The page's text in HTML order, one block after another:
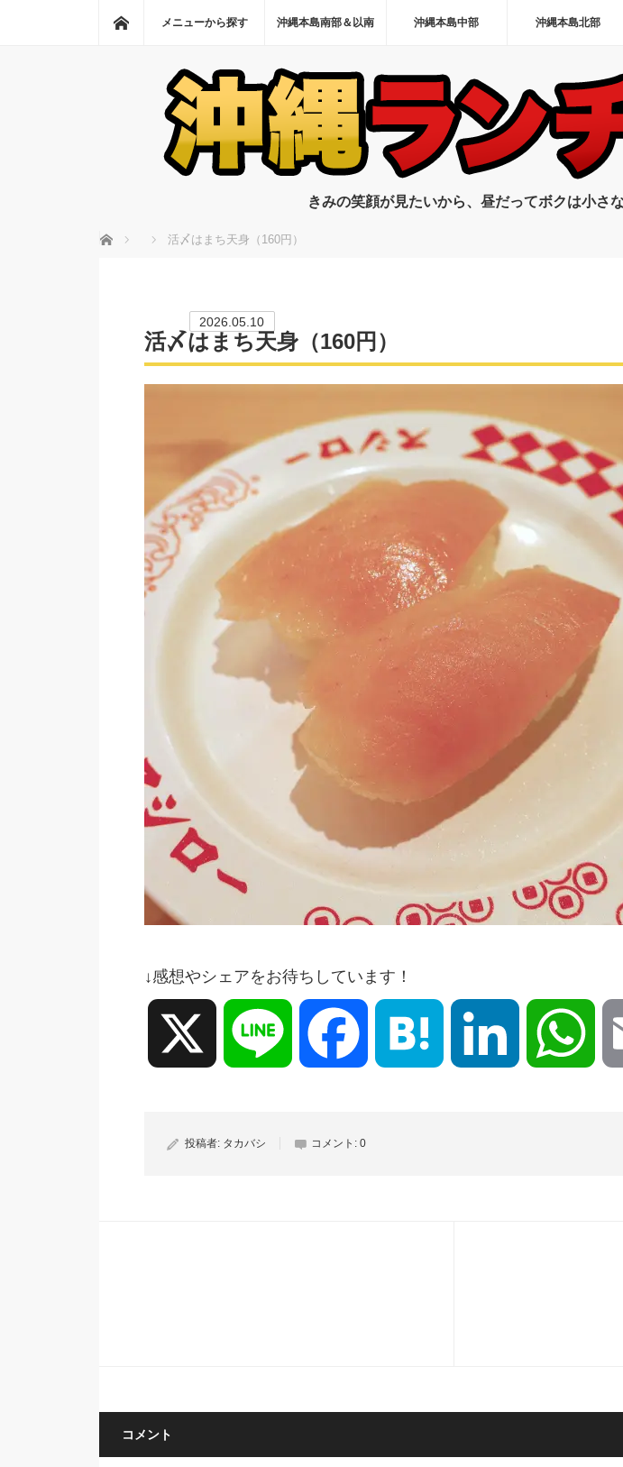
ホーム
メニューから探す 沖縄本島南部＆以南 沖縄本島中部 沖縄本島北部
きみの笑顔が見たいから、昼だってボクは小さ
ホーム 活〆はまち天身（160円）
2026.05.10
活〆はまち天身（160円）
↓感想やシェアをお待ちしています！
Line Facebook Hatena LinkedIn
投稿者: タカバシ コメント: 0
コメント